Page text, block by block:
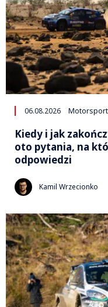
06.08.2026 Motorsport
Kiedy i jak
oto pytania, na
odpowiedzi
Kamil Wrzecionko